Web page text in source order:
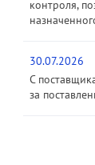
контроля,
30.07.2026
С
за